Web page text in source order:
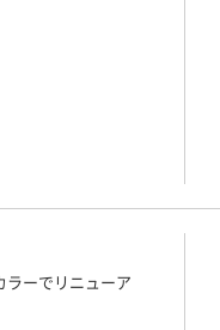
ラーでリニューア